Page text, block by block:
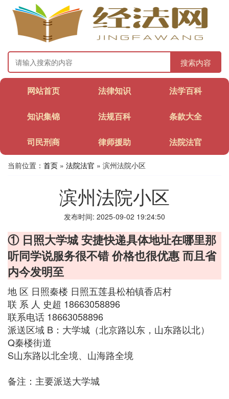
搜索内容
网站首页 法律知识 法学百科
知识集锦 法规百科 条款大全
司民刑商 律师援助 法院法官
当前位置： 首页 » 法院法官 » 滨州法院小区
滨州法院小区
发布时间: 2025-09-02 19:24:50
① 日照大学城 安捷快递具体地址在哪里那
听同学说服务很不错 价格也很优惠 而且省
内今发明至
地 区 日照秦楼 日照五莲县松柏镇香店村
联 系 人 史超 18663058896
联系电话 18663058896
派送区域 B：大学城（北京路以东，山东路以北）
Q秦楼街道
S山东路以北全境、山海路全境
备注：主要派送大学城